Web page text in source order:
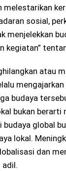
melestarikan
sosial,
menjelekkan
kegiatan”
atau
budaya
bukan berarti
budaya global
lokal.
dan
adil.